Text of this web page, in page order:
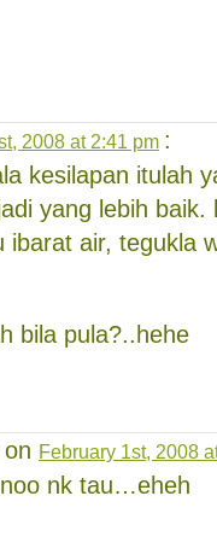
2008 at 2:41 pm :
kesilapan itulah
yang lebih
ibarat air, tegukla
bila pula?..hehe
February 1st, 2008
nk tau…eheh